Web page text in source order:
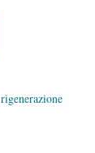
rigenerazione